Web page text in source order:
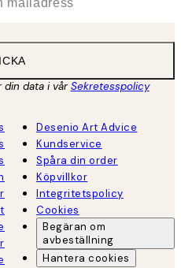
din data i vårSekretesspolicy
Desenio Art Advice
Kundservice
Spåra din order
Köpvillkor
Integritetspolicy
Cookies
Begäran om
avbeställning
Hantera cookies